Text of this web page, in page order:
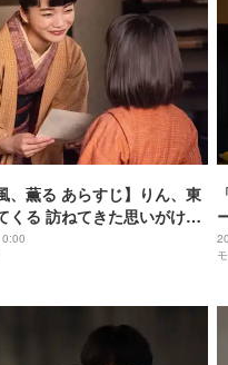
、薫る あらすじ】りん、東
くる 訪ねてきた思いがけな